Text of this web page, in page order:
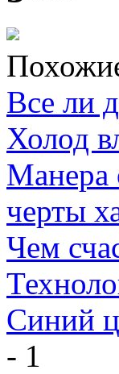
Все ли
Холод
Манера
черты
Чем
Синий
- 1